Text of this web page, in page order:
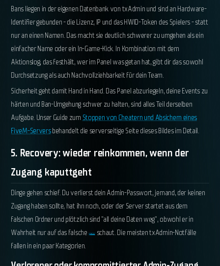
Bans liegen in der eigenen Datenbank von txAdmin und sind an Hardware-
Identifier gebunden - die Lizenz, IP und das HWID-Token des Spielers - statt
nur an einen Namen. Das macht sie deutlich schwerer zu umgehen als ein
einfacher Name oder ein In-Game-Kick. In Kombination mit dem
Aktionslog, das festhält, wer im Panel was getan hat, gibt dir das sowohl
Durchsetzung als auch Nachvollziehbarkeit für dein Team.
Sicherheit geht damit Hand in Hand. Das Panel abzuriegeln, deine Events zu
härten und Ban-Umgehung schwer zu halten, sind alles Teil derselben
Aufgabe. Unser Guide zum Stoppen von Cheatern und Absichern eines
FiveM-Serversbehandelt die serverseitige Seite dieses Bildes im Detail.
5. Recovery: wieder reinkommen, wenn der
Zugang kaputtgeht
Dinge gehen schief. Du verlierst dein Admin-Passwort, jemand, der keinen
Zugang haben sollte, hat ihn noch, oder der Server startet aus dem
falschen Ordner und plötzlich sind "all deine Daten weg", obwohl er in
Wahrheit nur auf das falsche txData schaut. Die meisten txAdmin-Notfälle
fallen in ein paar Kategorien.